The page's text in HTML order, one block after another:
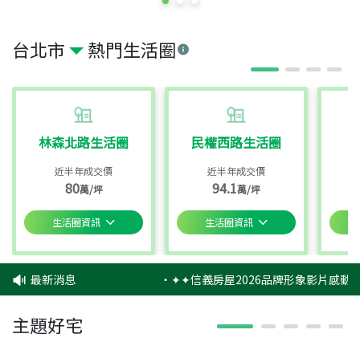
台北市 熱門生活圈
林森北路生活圈
近半年成交價
80萬/坪
生活圈資訊
民權西路生活圈
近半年成交價
94.1萬/坪
生活圈資訊
最新消息 ‧✦✦信義房屋2026品牌形象影片感動
主題好宅